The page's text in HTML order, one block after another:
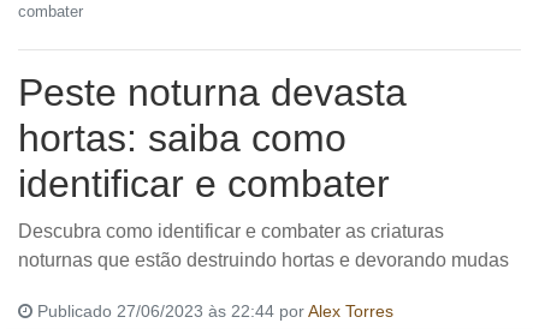
combater
Peste noturna devasta
hortas: saiba como
identificar e combater
Descubra como identificar e combater as criaturas
noturnas que estão destruindo hortas e devorando mudas
Publicado 27/06/2023 às 22:44 porAlex Torres